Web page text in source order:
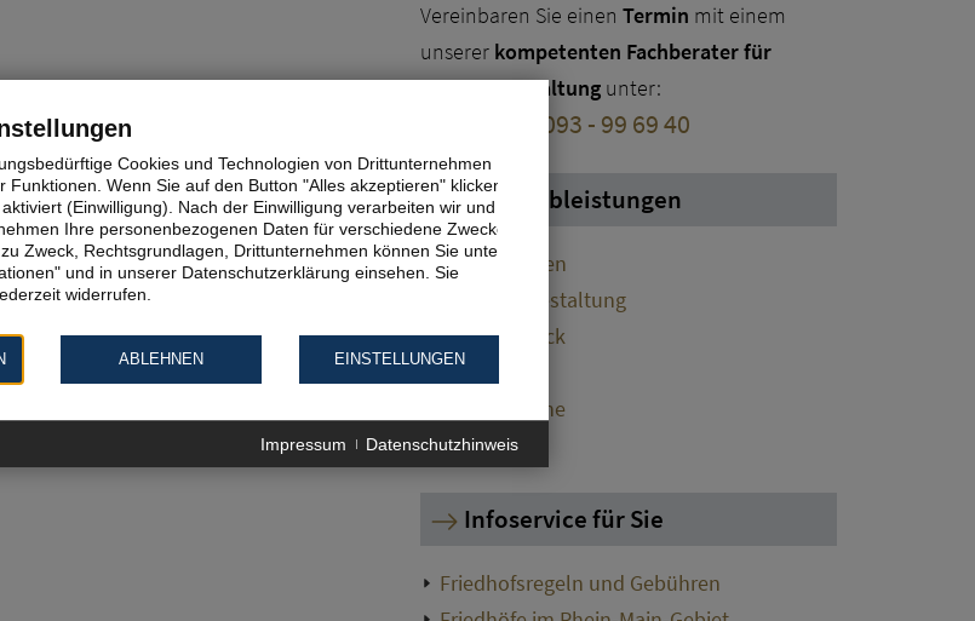
Vereinbaren Sie einen Termin mit einem
unserer kompetenten Fachberater für
Grabmalgestaltung unter:
06093 - 99 69 40
Alle Grableistungen
Grabmalarten
Grabsteingestaltung
Grabschmuck
Grabservice
Gedenksteine
Tiergräber
Infoservice für Sie
Friedhofsregeln und Gebühren
Cookies und Technologien von Drittunternehmen
Wenn Sie auf den Button "Alles akzeptieren" klicken,
(Einwilligung). Nach der Einwilligung verarbeiten wir und
Ihre personenbezogenen Daten für verschiedene Zwecke.
Zweck, Rechtsgrundlagen, Drittunternehmen können Sie unter
und in unserer Datenschutzerklärung einsehen. Sie
widerrufen.
ABLEHNEN EINSTELLUNGEN
Impressum Datenschutzhinweis